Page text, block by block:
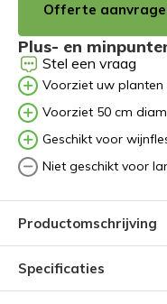
Offerte
Stel een vraag
Plus- en
Voorziet uw
Voorziet 50 cm
Geschikt voor
Niet geschikt voor
Productomschrijving
Specificaties